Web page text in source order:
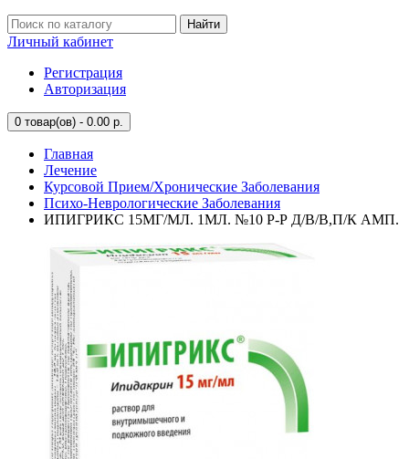
Найти
Личный кабинет
Регистрация
Авторизация
0 товар(ов) - 0.00 р.
Главная
Лечение
Курсовой Прием/Хронические Заболевания
Психо-Неврологические Заболевания
ИПИГРИКС 15МГ/МЛ. 1МЛ. №10 Р-Р Д/В/В,П/К АМП.